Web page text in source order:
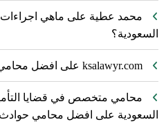
محمد عطية على ماهي
السعودية؟
ksalawyr.com على افضل
محامي متخصص في قضايا
السعودية على افضل محامي